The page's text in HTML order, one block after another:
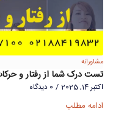
مشاورانه
تست درک شما از رفتار و
اکتبر 14, 2025 / 0 دیدگاه
ادامه مطلب